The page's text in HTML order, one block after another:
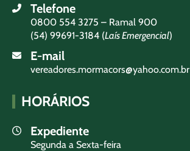
Telefone
0800 554 3275 – Ramal 900
(54) 99691-3184 (Laís Emergencial)
E-mail
vereadores.mormacors@yahoo.com.br
HORÁRIOS
Expediente
Segunda a Sexta-feira